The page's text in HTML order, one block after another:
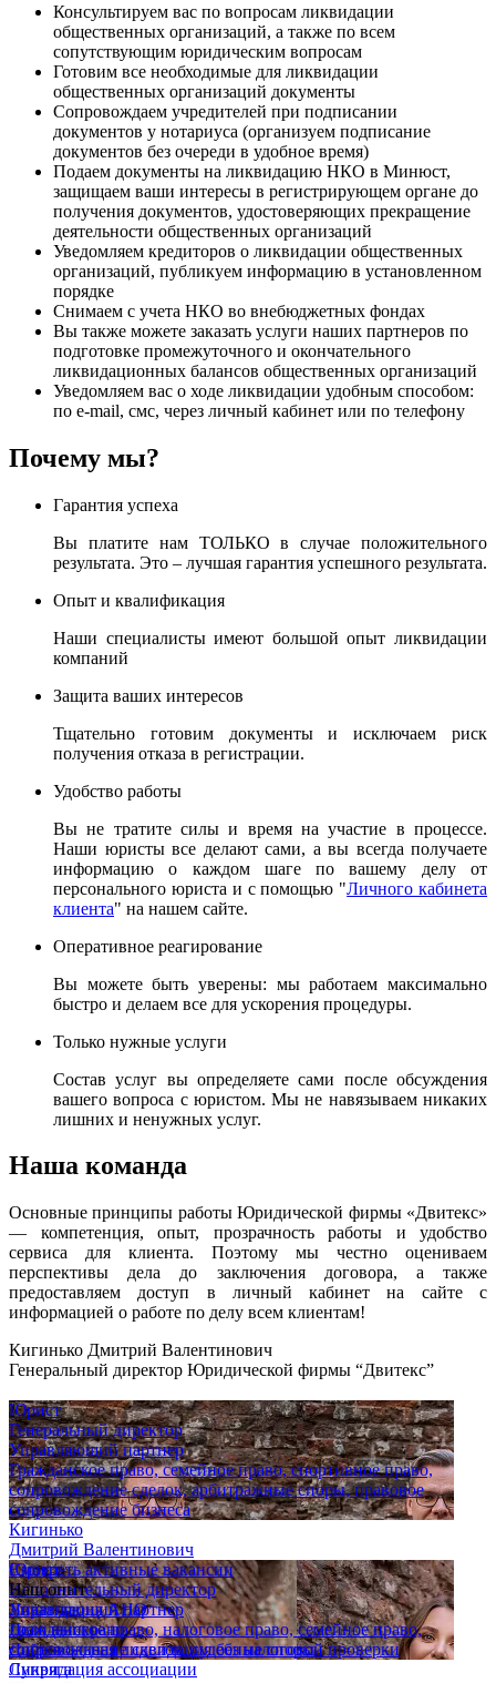
Консультируем вас по вопросам ликвидации
общественных организаций, а также по всем
сопутствующим юридическим вопросам
Готовим все необходимые для ликвидации
общественных организаций документы
Сопровождаем учредителей при подписании
документов у нотариуса (организуем подписание
документов без очереди в удобное время)
Подаем документы на ликвидацию НКО в Минюст,
защищаем ваши интересы в регистрирующем органе до
получения документов, удостоверяющих прекращение
деятельности общественных организаций
Уведомляем кредиторов о ликвидации общественных
организаций, публикуем информацию в установленном
порядке
Снимаем с учета НКО во внебюджетных фондах
Вы также можете заказать услуги наших партнеров по
подготовке промежуточного и окончательного
ликвидационных балансов общественных организаций
Уведомляем вас о ходе ликвидации удобным способом:
по e-mail, смс, через личный кабинет или по телефону
Почему мы?
Гарантия успеха
Вы платите нам ТОЛЬКО в случае положительного
результата. Это – лучшая гарантия успешного результата.
Опыт и квалификация
Наши специалисты имеют большой опыт ликвидации
компаний
Защита ваших интересов
Тщательно готовим документы и исключаем риск
получения отказа в регистрации.
Удобство работы
Вы не тратите силы и время на участие в процессе.
Наши юристы все делают сами, а вы всегда получаете
информацию о каждом шаге по вашему делу от
персонального юриста и с помощью "Личного кабинета
клиента" на нашем сайте.
Оперативное реагирование
Вы можете быть уверены: мы работаем максимально
быстро и делаем все для ускорения процедуры.
Только нужные услуги
Состав услуг вы определяете сами после обсуждения
вашего вопроса с юристом. Мы не навязываем никаких
лишних и ненужных услуг.
Наша команда
Основные принципы работы Юридической фирмы «Двитекс»
— компетенция, опыт, прозрачность работы и удобство
сервиса для клиента. Поэтому мы честно оцениваем
перспективы дела до заключения договора, а также
предоставляем доступ в личный кабинет на сайте с
информацией о работе по делу всем клиентам!
Кигинько Дмитрий Валентинович
Генеральный директор Юридической фирмы “Двитекс”
Юрист
Генеральный директор
Управляющий партнер
Гражданское право, семейное право, спортивное право,
сопровождение сделок, арбитражные споры, правовое
сопровождение бизнеса
Кигинько
Дмитрий Валентинович
Юрист
Исполнительный директор
Управляющий партнер
Гражданское право, налоговое право, семейное право,
сопровождение сделок, судебные споры
Супряга
Смотреть активные вакансии
Наш опыт
Ликвидация АНО
Дело выиграно
Добровольная ликвидация без налоговой проверки
Ликвидация ассоциации